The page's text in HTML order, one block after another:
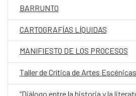
BARRUNTO
CARTOGRAFÍAS LÍQUIDAS
MANIFIESTO DE LOS PROCESOS
Taller de Crítica de Artes Escénicas